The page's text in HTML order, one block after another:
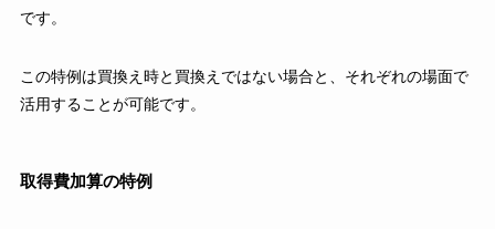
です。
この特例は買換え時と買換えではない場合と、それぞれの場面で
活用することが可能です。
取得費加算の特例